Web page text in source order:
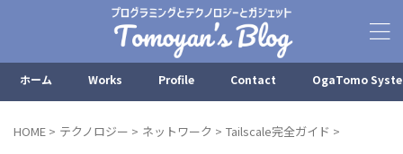
ホーム Works Profile Contact OgaTomo
HOME > テクノロジー > ネットワーク > Tailscale完全ガイド >